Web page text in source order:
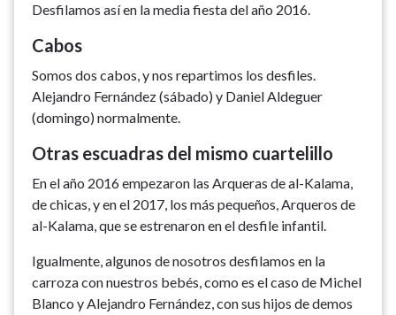
Desfilamos así en la media fiesta del año 2016.
Cabos
Somos dos cabos, y nos repartimos los desfiles.
Alejandro Fernández (sábado) y Daniel Aldeguer
(domingo) normalmente.
Otras escuadras del mismo cuartelillo
En el año 2016 empezaron las Arqueras de al-Kalama,
de chicas, y en el 2017, los más pequeños, Arqueros de
al-Kalama, que se estrenaron en el desfile infantil.
Igualmente, algunos de nosotros desfilamos en la
carroza con nuestros bebés, como es el caso de Michel
Blanco y Alejandro Fernández, con sus hijos de demos